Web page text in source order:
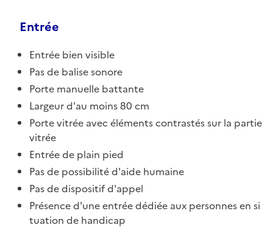
Entrée
Entrée bien visible
Pas de balise sonore
Porte manuelle battante
Largeur d'au moins 80 cm
Porte vitrée avec éléments contrastés sur la partie
vitrée
Entrée de plain pied
Pas de possibilité d'aide humaine
Pas de dispositif d'appel
Présence d'une entrée dédiée aux personnes en si
tuation de handicap